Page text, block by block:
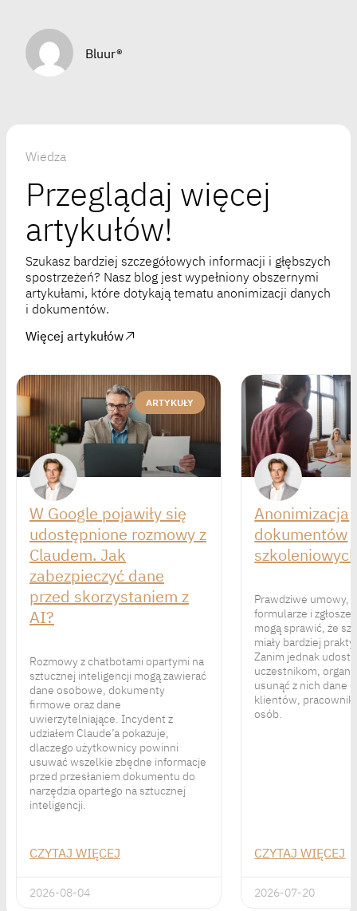
Bluur®
Wiedza
Przeglądaj więcej
artykułów!
Szukasz bardziej szczegółowych informacji i głębszych
spostrzeżeń? Nasz blog jest wypełniony obszernymi
artykułami, które dotykają tematu anonimizacji danych
i dokumentów.
Więcej artykułów
ARTYKUŁY
W Google pojawiły się
udostępnione rozmowy z
Claudem. Jak
zabezpieczyć dane
przed skorzystaniem z
AI?
Rozmowy z chatbotami opartymi na
sztucznej inteligencji mogą zawierać
dane osobowe, dokumenty
firmowe oraz dane
uwierzytelniające. Incydent z
udziałem Claude’a pokazuje,
dlaczego użytkownicy powinni
usuwać wszelkie zbędne informacje
przed przesłaniem dokumentu do
narzędzia opartego na sztucznej
inteligencji.
CZYTAJ WIĘCEJ
2026-08-04
Anonimizacja
dokumentów
Prawdziwe umowy,
formularze i
mogą sprawić, że
miały bardziej
Zanim jednak
uczestnikom,
usunąć z nich dane
klientów,
osób.
CZYTAJ WIĘCEJ
2026-07-20